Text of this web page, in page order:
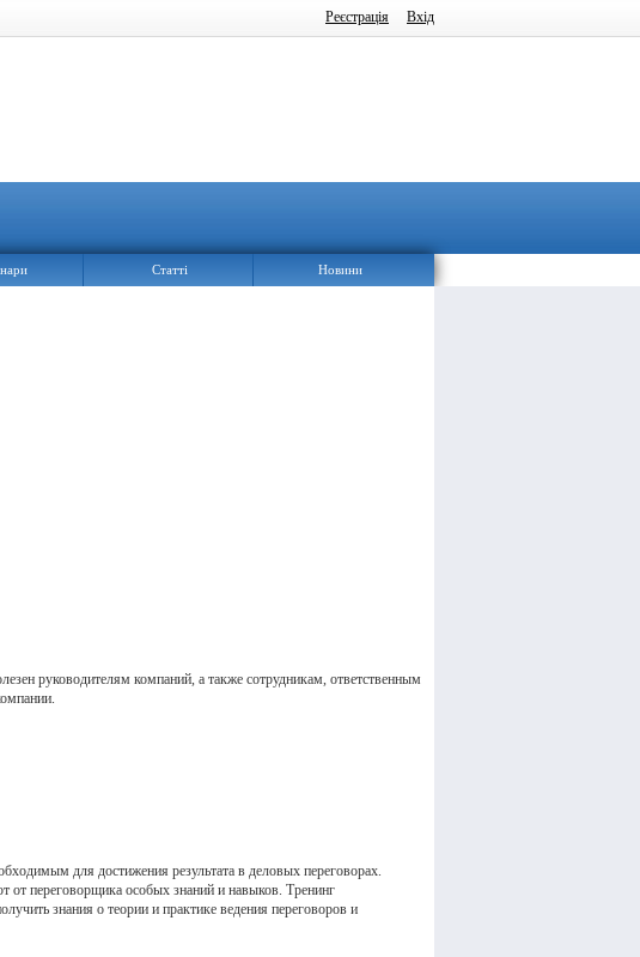
Реєстрація Вхід
Статті Новини
руководителям компаний, а также сотрудникам, ответственным
для достижения результата в деловых переговорах.
от переговорщика особых знаний и навыков. Тренинг
знания о теории и практике ведения переговоров и